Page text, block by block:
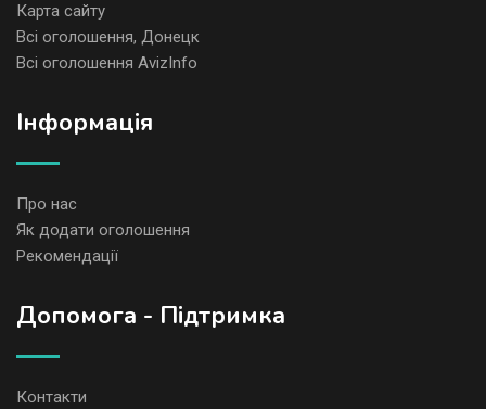
Карта сайту
Всі оголошення, Донецк
Всі оголошення AvizInfo
Iнформація
Про нас
Як додати оголошення
Рекомендації
Допомога - Підтримка
Контакти